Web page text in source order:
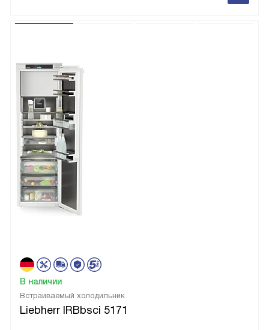
Встраиваемый холодильник
Liebherr IRBbsci 5171
В наличии